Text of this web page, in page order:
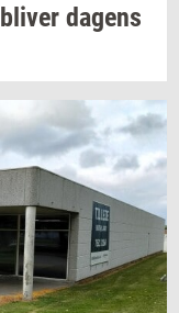
bli­ver da­gens